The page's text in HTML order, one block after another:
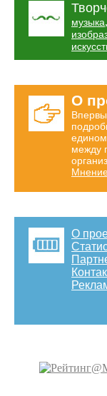
музыка,
О
едином
между
О